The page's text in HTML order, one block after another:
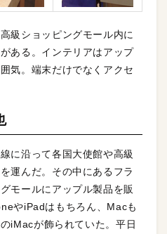
級ショッピングモール内に
ある。インテリアはアップ
気。端末だけでなくアクセ
に沿って各国大使館や高級
運んだ。その中にあるフラ
モールにアップル製品を販
やiPadはもちろん、Macも
iMacが飾られていた。平日